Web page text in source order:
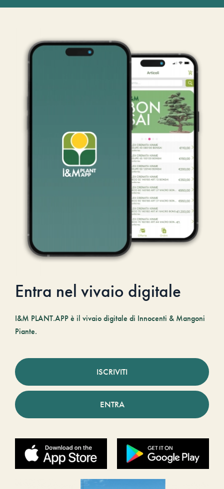
Entra nel vivaio digitale
I&M PLANT.APP è il vivaio digitale di Innocenti & Mangoni
Piante.
ISCRIVITI
ENTRA